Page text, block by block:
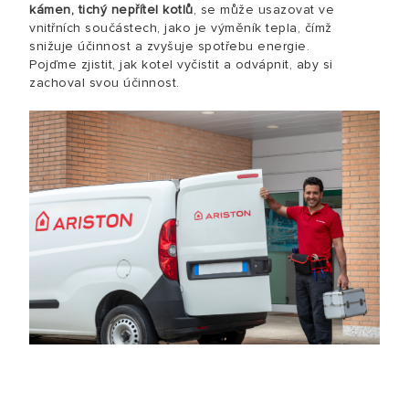
kámen, tichý nepřítel kotlů, se může usazovat ve
vnitřních součástech, jako je výměník tepla, čímž
snižuje účinnost a zvyšuje spotřebu energie.
Pojďme zjistit, jak kotel vyčistit a odvápnit, aby si
zachoval svou účinnost.